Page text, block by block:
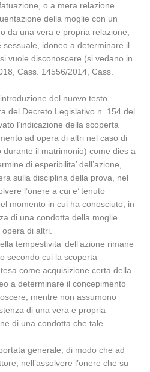
o a mera relazione
della moglie con un
da una vera e propria relazione,
idoneo a determinare il
vuole disconoscere (si vedano in
Cass. 14556/2014, Cass.
del nuovo testo
del Decreto Legislativo n. 154 del
l’indicazione della scoperta
ad opera di altri nel caso di
il matrimonio) come dies a
di esperibilita’ dell’azione,
sulla disciplina della prova, nel
l’onere a cui e’ tenuto
momento in cui ha conosciuto, in
di una condotta della moglie
di altri.
tempestivita’ dell’azione rimane
secondo cui la scoperta
come acquisizione certa della
a determinare il concepimento
mentre non assumono
di una vera e propria
di una condotta che tale
generale, di modo che ad
nell’assolvere l’onere che su